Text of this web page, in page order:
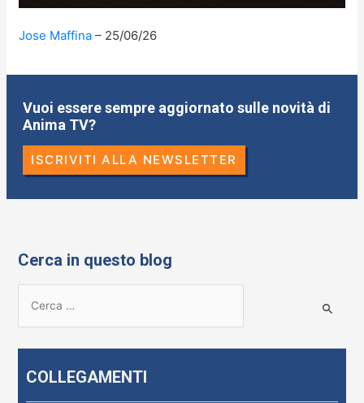
Jose Maffina 25/06/26
Vuoi essere sempre aggiornato sulle novità di
Anima TV?
ISCRIVITI ALLA NEWSLETTER
Cerca in questo blog
COLLEGAMENTI